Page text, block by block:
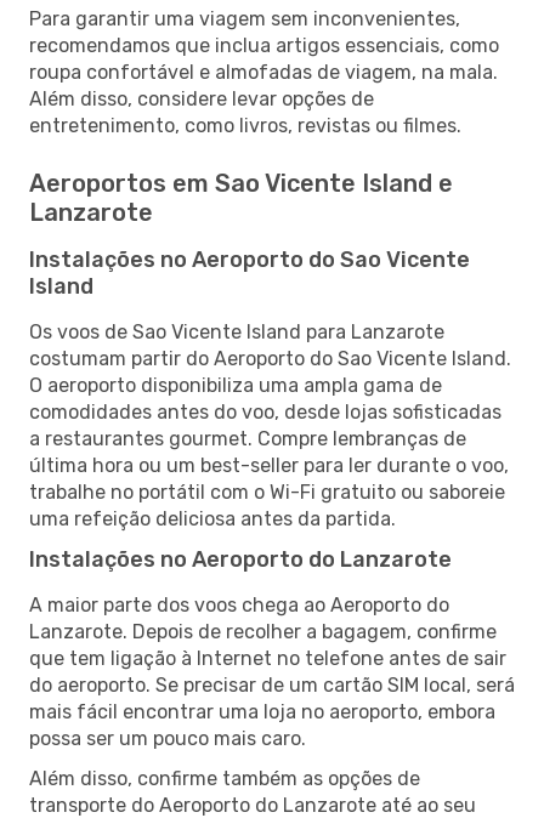
Para garantir uma viagem sem inconvenientes,
recomendamos que inclua artigos essenciais, como
roupa confortável e almofadas de viagem, na mala.
Além disso, considere levar opções de
entretenimento, como livros, revistas ou filmes.
Aeroportos em Sao Vicente Island e
Lanzarote
Instalações no Aeroporto do Sao Vicente
Island
Os voos de Sao Vicente Island para Lanzarote
costumam partir do Aeroporto do Sao Vicente Island.
O aeroporto disponibiliza uma ampla gama de
comodidades antes do voo, desde lojas sofisticadas
a restaurantes gourmet. Compre lembranças de
última hora ou um best-seller para ler durante o voo,
trabalhe no portátil com o Wi-Fi gratuito ou saboreie
uma refeição deliciosa antes da partida.
Instalações no Aeroporto do Lanzarote
A maior parte dos voos chega ao Aeroporto do
Lanzarote. Depois de recolher a bagagem, confirme
que tem ligação à Internet no telefone antes de sair
do aeroporto. Se precisar de um cartão SIM local, será
mais fácil encontrar uma loja no aeroporto, embora
possa ser um pouco mais caro.
Além disso, confirme também as opções de
transporte do Aeroporto do Lanzarote até ao seu